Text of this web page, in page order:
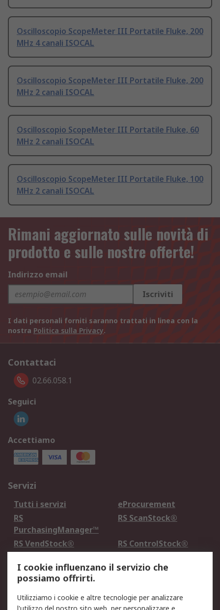
Oscilloscopio ScopeMeter III Portatile Fluke, 200
MHz 4 canali ISOCAL
Oscilloscopio ScopeMeter III Portatile Fluke, 200
MHz 2 canali ISOCAL
Oscilloscopio ScopeMeter III Portatile Fluke, 60
MHz 2 canali ISOCAL
Oscilloscopio ScopeMeter III Portatile Fluke, 100
MHz 2 canali ISOCAL
Rimani aggiornato sulle novità di
prodotto e sulle nostre offerte!
Indirizzo email
Iscriviti
I dati personali forniti saranno trattati in linea con la
nostra Politica sulla Privacy.
Contattaci
02.66.058.1
Seguici
Accettiamo
Servizi
Tutti i servizi
eProcurement
RS
PurchasingManager™
RS ScanStock®
RS VendStock®
RS ControlStock®
Legale
Informativa Cookie
Informativa Privacy -
I cookie influenzano il servizio che
possiamo offrirti.
Utilizziamo i cookie e altre tecnologie per analizzare